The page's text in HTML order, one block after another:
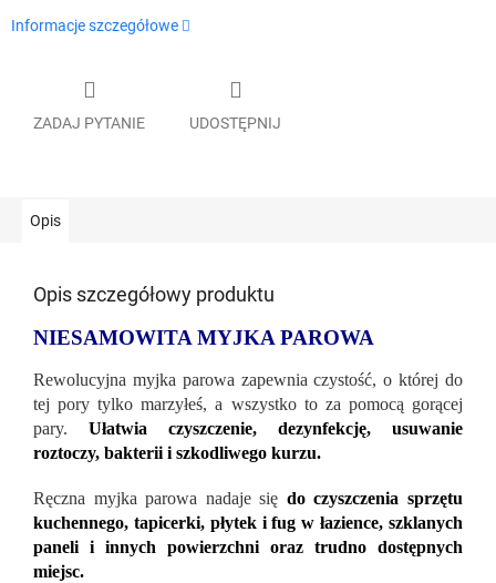
Informacje szczegółowe
ZADAJ PYTANIE UDOSTĘPNIJ
Opis
Opis szczegółowy produktu
NIESAMOWITA MYJKA PAROWA
Rewolucyjna myjka parowa zapewnia czystość, o której do
tej pory tylko marzyłeś, a wszystko to za pomocą gorącej
pary. Ułatwia czyszczenie, dezynfekcję, usuwanie
roztoczy, bakterii i szkodliwego kurzu.
Ręczna myjka parowa nadaje się do czyszczenia sprzętu
kuchennego, tapicerki, płytek i fug w łazience, szklanych
paneli i innych powierzchni oraz trudno dostępnych
miejsc.